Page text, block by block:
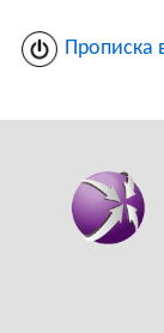
Прописка